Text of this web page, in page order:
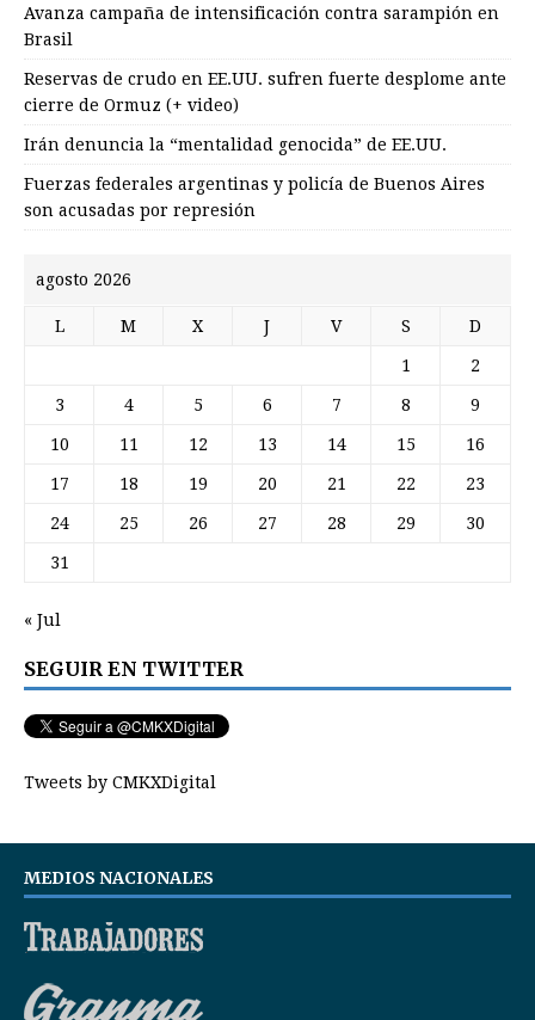
Avanza campaña de intensificación contra sarampión en
Brasil
Reservas de crudo en EE.UU. sufren fuerte desplome ante
cierre de Ormuz (+ video)
Irán denuncia la “mentalidad genocida” de EE.UU.
Fuerzas federales argentinas y policía de Buenos Aires
son acusadas por represión
agosto 2026
L M X J V S D
1 2
3 4 5 6 7 8 9
10 11 12 13 14 15 16
17 18 19 20 21 22 23
24 25 26 27 28 29 30
31
« Jul
SEGUIR EN TWITTER
Tweets by CMKXDigital
MEDIOS NACIONALES